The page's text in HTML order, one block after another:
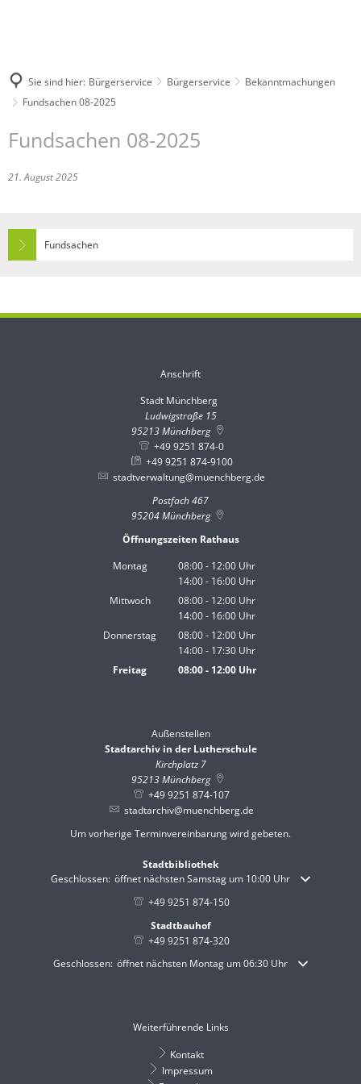
Sie sind hier: Bürgerservice Bürgerservice
Bekanntmachungen
Fundsachen 08-2025
Fundsachen 08-2025
21. August 2025
Fundsachen
Anschrift
Stadt Münchberg
Ludwigstraße 15
95213Münchberg
+49 9251 874-0
+49 9251 874-9100
stadtverwaltung@muenchberg.de
Postfach 467
95204Münchberg
Öffnungszeiten Rathaus
Montag
08:00- 12:00 Uhr
Von 08:00 bis 12:00 Uhr
14:00- 16:00 Uhr
Von 14:00 bis 16:00 Uhr
Mittwoch 08:00- 12:00 Uhr
Von 08:00 bis 12:00 Uhr
14:00- 16:00 Uhr
Von 14:00 bis 16:00 Uhr
Donnerstag 08:00- 12:00 Uhr
Von 08:00 bis 12:00 Uhr
14:00- 17:30 Uhr
Von 14:00 bis 17:30 Uhr
Freitag 08:00- 12:00Uhr
Außenstellen
Stadtarchiv in der Lutherschule
Kirchplatz 7
95213Münchberg
+49 9251 874-107
stadtarchiv@muenchberg.de
Um vorherige Terminvereinbarung wird gebeten.
Stadtbibliothek
Klicken, um weitere Öffnungs- oder Schließzeiten auszublenden
Geschlossen: öffnet nächsten Samstag um 10:00 Uhr
+49 9251 874-150
Stadtbauhof
+49 9251 874-320
Klicken, um weitere Öffnungs- oder Schließzeiten auszublenden
Geschlossen: öffnet nächsten Montag um 06:30 Uhr
Weiterführende Links
Kontakt
Impressum